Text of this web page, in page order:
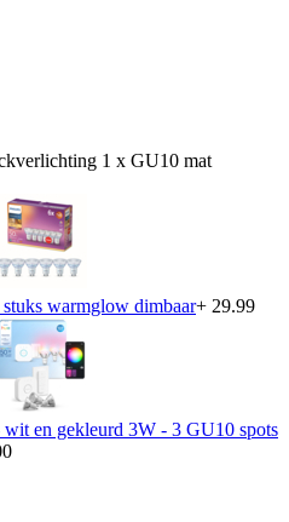
1 x GU10 mat
warmglow dimbaar+ 29.99
en gekleurd 3W - 3 GU10 spots